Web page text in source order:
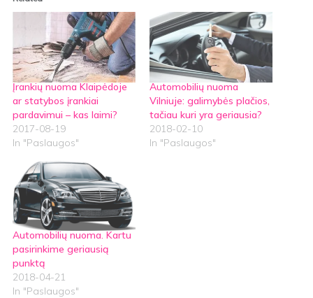
Įrankių nuoma Klaipėdoje
ar statybos įrankiai
pardavimui – kas laimi?
2017-08-19
In "Paslaugos"
Automobilių nuoma
Vilniuje: galimybės plačios,
tačiau kuri yra geriausia?
2018-02-10
In "Paslaugos"
Automobilių nuoma. Kartu
pasirinkime geriausią
punktą
2018-04-21
In "Paslaugos"